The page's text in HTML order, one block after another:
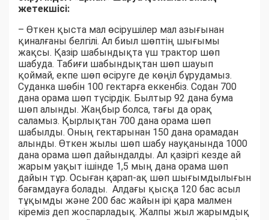
жетекшісі:
– Өткен қыста мал өсірушілер мал азығынан
қиналғаны белгілі. Ал биыл шөптің шығымы
жақсы. Қазір шабындықта үш трактор шөп
шабуда. Табиғи шабындықтан шөп шауып
қоймай, екпе шөп өсіруге де көңіл бұрудамыз.
Суданка шөбін 100 гектарға еккенбіз. Содан 700
дана орама шөп түсірдік. Былтыр 92 дана бума
шөп алынды. Жаңбыр болса, тағы да орақ
саламыз. Қырлықтан 700 дана орама шөп
шабылды. Оның гектарынан 150 дана орамадан
алынды. Өткен жылы шөп шабу науқанында 1000
дана орама шөп дайындалды. Ал қазіргі кезде ай
жарым уақыт ішінде 1,5 мың дана орама шөп
дайын тұр. Осыған қарап-ақ шөп шығымдылығын
бағамдауға болады. Алдағы қысқа 120 бас асыл
тұқымды және 200 бас жайын ірі қара малмен
кіреміз деп жоспарладық. Жалпы жыл жарымдық